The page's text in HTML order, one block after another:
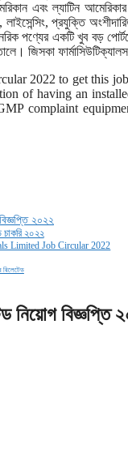
এবং ল্যাটিন
লাইসেন্সিং, প্রযুক্তি
পণ্যের একটি খুব বড়
জিসকা
2022 to get this
of having an
complaint
২০২২
চাকরি ২০২২
Limited Job Circular 2022
রিলেটেড
নিয়োগ বিজ্ঞপ্তি